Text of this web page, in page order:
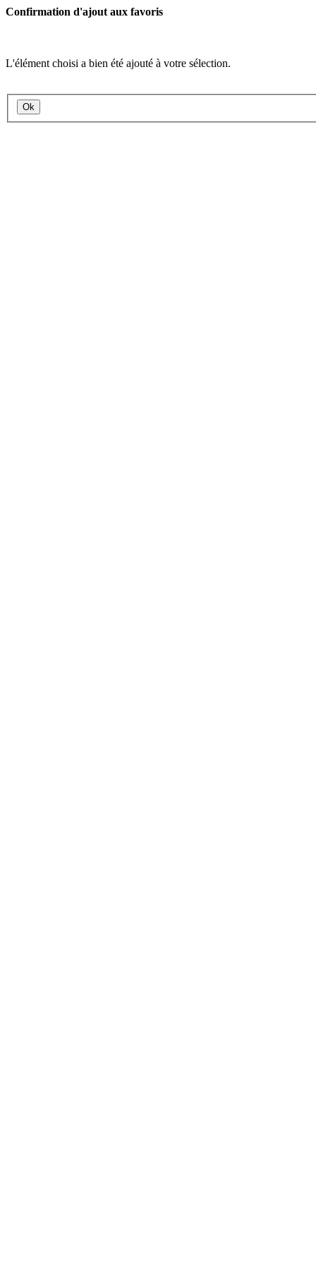
Confirmation d'ajout aux favoris
L'élément choisi a bien été ajouté à votre sélection.